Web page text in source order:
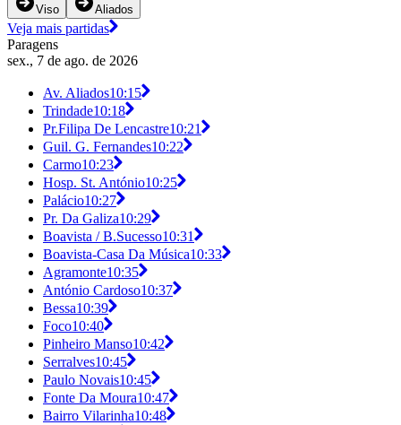
Viso Aliados
Veja mais partidas
Paragens
sex., 7 de ago. de 2026
Av. Aliados10:15
Trindade10:18
Pr.Filipa De Lencastre10:21
Guil. G. Fernandes10:22
Carmo10:23
Hosp. St. António10:25
Palácio10:27
Pr. Da Galiza10:29
Boavista / B.Sucesso10:31
Boavista-Casa Da Música10:33
Agramonte10:35
António Cardoso10:37
Bessa10:39
Foco10:40
Pinheiro Manso10:42
Serralves10:45
Paulo Novais10:45
Fonte Da Moura10:47
Bairro Vilarinha10:48